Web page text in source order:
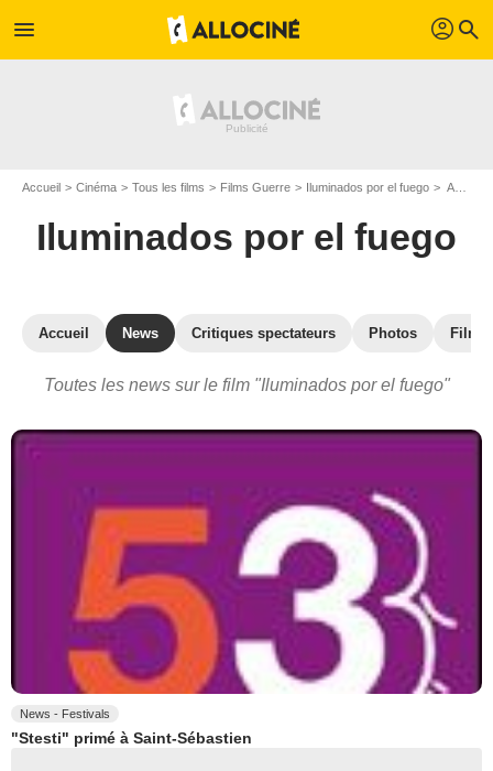
menu profil search
Accueil Cinéma Tous les films Films Guerre Iluminados por el fuego Actualités Iluminados por el fuego
Iluminados por el fuego
Accueil News Critiques spectateurs Photos
Toutes les news sur le film "Iluminados por el fuego"
News - Festivals
"Stesti" primé à Saint-Sébastien